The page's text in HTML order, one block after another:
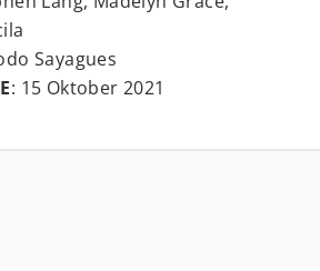
Sayagues
: 15 Oktober 2021